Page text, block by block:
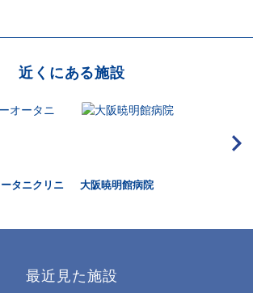
近くにある施設
タニクリニ
大阪暁明館病院
最近見た施設